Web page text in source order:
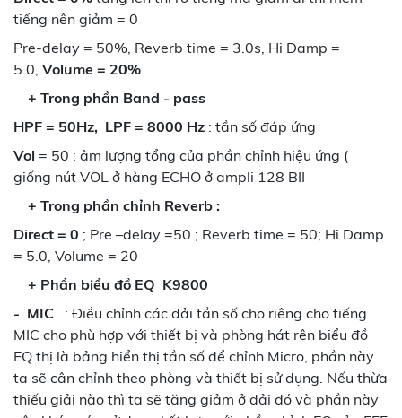
tiếng nên giảm = 0
Pre-delay = 50%, Reverb time = 3.0s, Hi Damp =
5.0,Volume = 20%
+ Trong phần Band - pass
HPF = 50Hz, LPF = 8000 Hz : tần số đáp ứng
Vol = 50 : âm lượng tổng của phần chỉnh hiệu ứng (
giống nút VOL ở hàng ECHO ở ampli 128 BII
+ Trong phần chỉnh Reverb :
Direct = 0 ; Pre –delay =50 ; Reverb time = 50; Hi Damp
= 5.0, Volume = 20
+ Phần biểu đồ EQ K9800
- MIC
: Điều chỉnh các dải tần số cho riêng cho tiếng
MIC cho phù hợp với thiết bị và phòng hát rên biểu đồ
EQ thị là bảng hiển thị tần số để chỉnh Micro, phần này
ta sẽ cân chỉnh theo phòng và thiết bị sử dụng. Nếu thừa
thiếu giải nào thì ta sẽ tăng giảm ở dải đó và phần này